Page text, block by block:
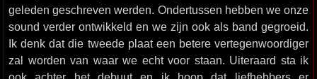
geleden geschreven werden. Ondertussen hebben we onze
sound verder ontwikkeld en we zijn ook als band gegroeid.
Ik denk dat die tweede plaat een betere vertegenwoordiger
zal worden van waar we echt voor staan. Uiteraard sta ik